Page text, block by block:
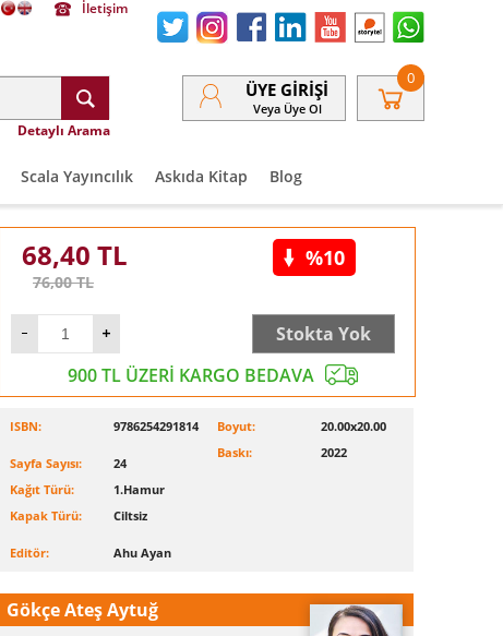
İletişim
Detaylı Arama
ÜYE GIRIŞI
Veya Üye Ol
0
Scala Yayıncılık Askıda Kitap Blog
68,40 TL
76,00TL
%10
Stokta Yok
900 TL ÜZERİ KARGO BEDAVA
ISBN: 9786254291814
Sayfa Sayısı:
24
Kağıt Türü:
1.Hamur
Kapak Türü:
Ciltsiz
Editör: Ahu Ayan
Boyut:
20.00x20.00
Baskı:
2022
Gökçe Ateş Aytuğ